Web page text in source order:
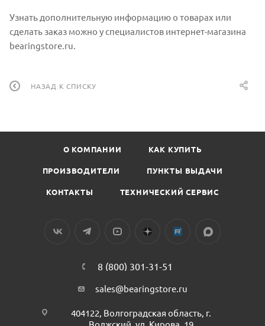
Узнать дополнительную информацию о товарах или
сделать заказ можно у специалистов интернет-магазина
bearingstore.ru.
НАЗАД К СПИСКУ
О КОМПАНИИ КАК КУПИТЬ
ПРОИЗВОДИТЕЛИ ПУНКТЫ ВЫДАЧИ
КОНТАКТЫ ТЕХНИЧЕСКИЙ СЕРВИС
8 (800) 301-31-51
sales@bearingstore.ru
404122, Волгоградская область, г.